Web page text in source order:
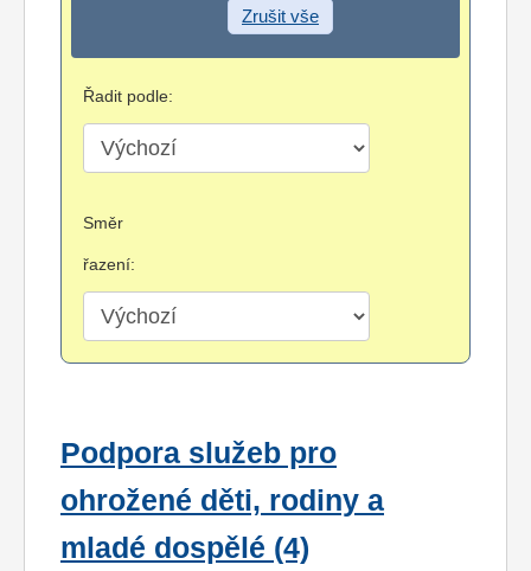
Zrušit vše
Řadit podle:
Směr
řazení:
Podpora služeb pro
ohrožené děti, rodiny a
mladé dospělé (4)